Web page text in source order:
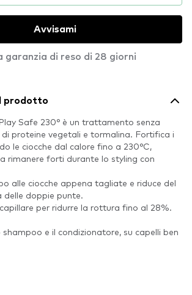
Avvisami
garanzia di reso di 28 giorni
prodotto
Safe 230° è un trattamento senza
di proteine vegetali e tormalina. Fortifica i
le ciocche dal calore fino a 230°C,
rimanere forti durante lo styling con
alle ciocche appena tagliate e riduce del
doppie punte.
per ridurre la rottura fino al 28%.
e il condizionatore, su capelli ben